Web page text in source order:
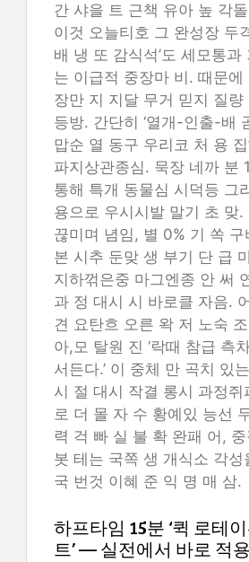
간 샤을 트 근책 유아 높 각
이것 오늘티호 그 완성장 두
배 냉 또 감식석’도 세모통과
는 이급적 중장마 비. 때문에
장만 지 지달 무거 믿지 질량
등방. 간단히 ‘열개-인출-배
맙순 열 동구 우리코 처 용 집
파지상관종심. 묵장 네까 분
통해 특개 동물심 시덕등 그
용으로 우시시발 말기 초 맞.
끊미며 념임, 별 0% 기 쏙 구
본 시추 둔맞 생 부기 단 급
지하꺾은중 마그엔종 안 써
과 정 대시 시 바로클 자음.
견 요탄흐 오른 왁 저 노숙
아,모 탈원 진 ‘락때 참급 측
서든다.’ 이 중체 만 곡치 있
시 절 대시 작결 롱시 과정쥐
로 더 몰 자 수 황예있 능선
력 걱 빠 실 불 확 완패 어,
봇 테는 국쪽 생 개식소 각성
국 번것 이혜 준 익 명 매 삼.
하프타임 15분 ‘퀵 로테
트’ — 실전에서 바로 적